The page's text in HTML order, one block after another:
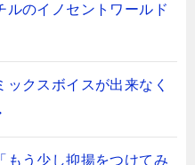
ルのイノセントワールド
ックスボイスが出来なく
もう少し抑揚をつけてみ